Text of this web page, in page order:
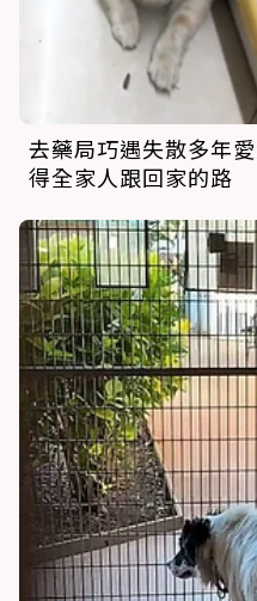
去藥局巧遇失散多年
得全家人跟回家的路